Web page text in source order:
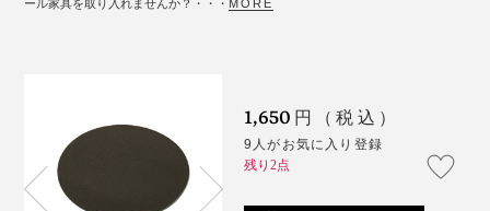
ール家具を取り入れませんか？・・・ MORE
1,650 円（税込）
9人がお気に入り登録
残り2点